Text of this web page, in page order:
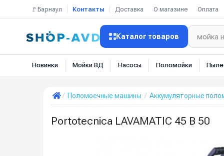
🚩Барнаул Контакты Доставка О магазине Оплата
Каталог товаров
Новинки Мойки ВД Насосы Поломойки
Поломоечные машины Аккумуляторные
Portotecnica LAVAMATIC 45 B 50